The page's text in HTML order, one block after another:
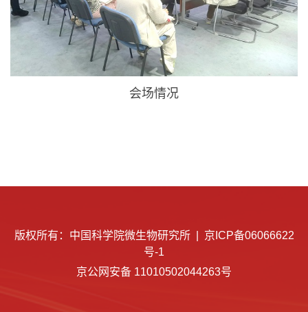
会场情况
版权所有：中国科学院微生物研究所 | 京ICP备06066622
号-1
京公网安备 11010502044263号